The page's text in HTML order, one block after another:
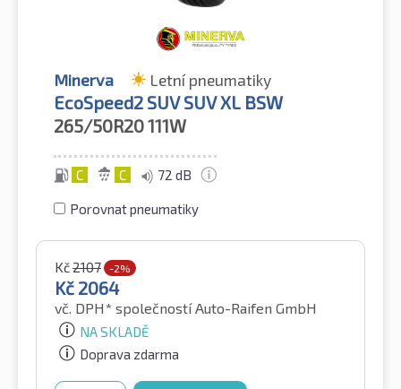
Minerva Letní pneumatiky
EcoSpeed2 SUV SUV XL BSW
265/50R20111W
C C 72 dB
Porovnat pneumatiky
Kč2107 -2%
Kč 2064
vč. DPH* společností Auto-Raifen GmbH
NA SKLADĚ
Doprava zdarma